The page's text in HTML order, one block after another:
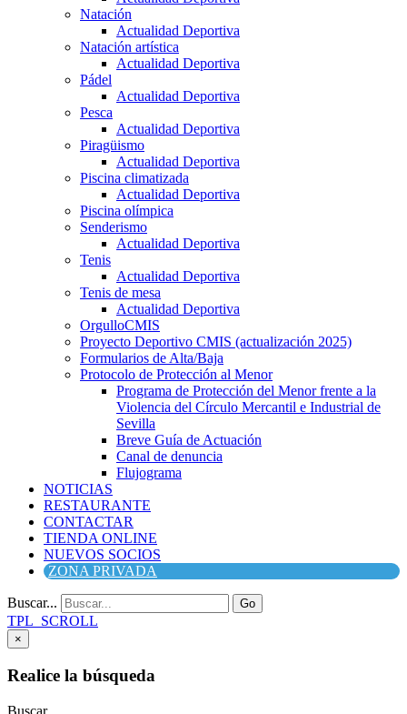
Natación
Actualidad Deportiva
Natación artística
Actualidad Deportiva
Pádel
Actualidad Deportiva
Pesca
Actualidad Deportiva
Piragüismo
Actualidad Deportiva
Piscina climatizada
Actualidad Deportiva
Piscina olímpica
Senderismo
Actualidad Deportiva
Tenis
Actualidad Deportiva
Tenis de mesa
Actualidad Deportiva
OrgulloCMIS
Proyecto Deportivo CMIS (actualización 2025)
Formularios de Alta/Baja
Protocolo de Protección al Menor
Programa de Protección del Menor frente a la
Violencia del Círculo Mercantil e Industrial de
Sevilla
Breve Guía de Actuación
Canal de denuncia
Flujograma
NOTICIAS
RESTAURANTE
CONTACTAR
TIENDA ONLINE
NUEVOS SOCIOS
ZONA PRIVADA
Buscar... Go
TPL_SCROLL
×
Realice la búsqueda
Buscar